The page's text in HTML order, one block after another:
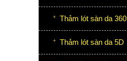
Thảm lót sàn da 360
Thảm lót sàn da 5D